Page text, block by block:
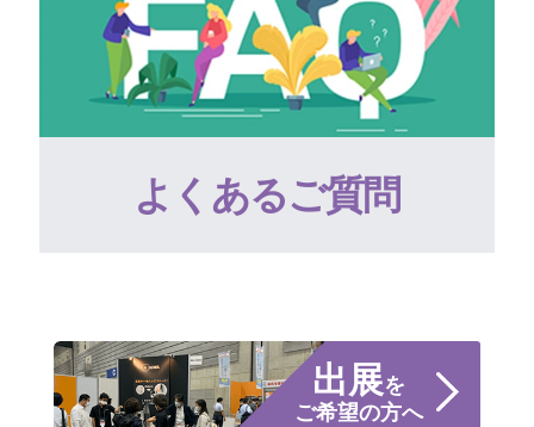
よくあるご質問
出展を
ご希望の方へ